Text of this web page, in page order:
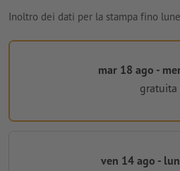
Inoltro dei dati per la stampa fino
mar 18 ago -
gratuita
ven 14 ago -